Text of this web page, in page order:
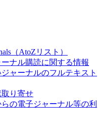
（AtoZリスト）
ナル購読に関する情報
ャーナルのフルテキスト
り寄せ
の電子ジャーナル等の利